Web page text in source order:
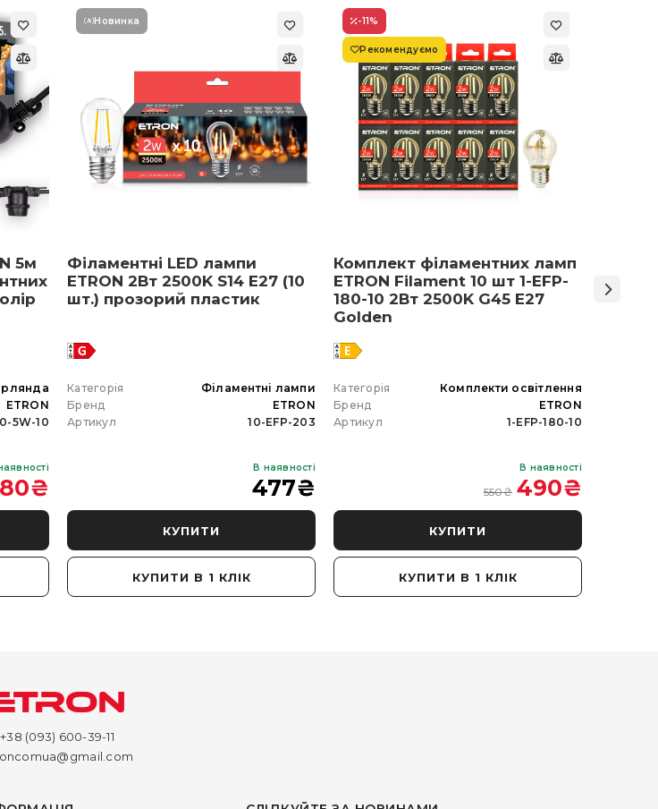
5м
ETRON
5W-10
₴
Новинка
Філаментні LED лампи
ETRON 2Вт 2500K S14 E27 (10
шт.) прозорий пластик
Категорія
Філаментні лампи
Бренд
ETRON
Артикул
10-EFP-203
В наявності
477₴
КУПИТИ
КУПИТИ В 1 КЛІК
-11%
Рекомендуємо
Комплект філаментних ламп
ETRON Filament 10 шт 1-EFP-
180-10 2Вт 2500K G45 E27
Golden
Категорія
Комплекти освітлення
Бренд
ETRON
Артикул
1-EFP-180-10
В наявності
550₴ 490₴
КУПИТИ
КУПИТИ В 1 КЛІК
48 Вт
+38 (093) 600-39-11